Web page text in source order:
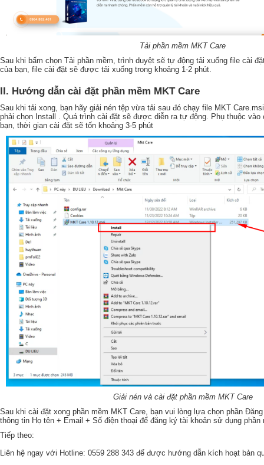
Tải phần mềm MKT Care
Sau khi bấm chọn Tải phần mềm, trình duyệt sẽ tự động tải xuống file cài
của bạn, file cài đặt sẽ được tải xuống trong khoảng 1-2 phút.
II. Hướng dẫn cài đặt phần mềm MKT Care
Sau khi tải xong, bạn hãy giải nén tệp vừa tải sau đó chạy file MKT
phải chọn Install . Quá trình cài đặt sẽ được diễn ra tự động. Phụ thuộc
bạn, thời gian cài đặt sẽ tốn khoảng 3-5 phút
Giải nén và cài đặt phần mềm MKT Care
Sau khi cài đặt xong phần mềm MKT Care, bạn vui lòng lựa chọn phần
thông tin Họ tên + Email + Số điện thoại để đăng ký tài khoản sử dụng phần
Tiếp theo:
Liên hệ ngay với Hotline: 0559 288 343 để được hướng dẫn kích hoạt bản